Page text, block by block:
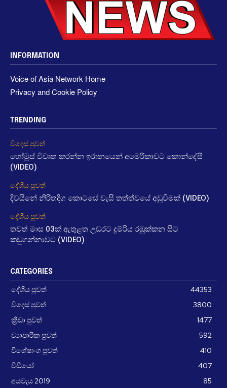
INFORMATION
Voice of Asia Network Home
Privacy and Cookie Policy
TRENDING
විදෙස් පුවත්
හෝමූස් විවෘත කරන්න ඉරානයෙන් අමෙරිකාවට කොන්දේසී
(VIDEO)
දේශීය පුවත්
දිවයිනේ නිරිතදිග කොටසේ වැසි තත්ත්වයේ අඩුවීමක් (VIDEO)
දේශීය පුවත්
තවත් මාස 03ක් ඇතුළත උඩරට දුම්රිය රඹුක්කන සිට
කඩුගන්නාවට (VIDEO)
CATEGORIES
දේශීය පුවත්
44353
විදෙස් පුවත්
3800
ක්‍රීඩා පුවත්
1477
ව්‍යාපාරික පුවත්
592
විශේෂාංග පුවත්
410
වීඩීයෝ
407
අයවැය 2019
85